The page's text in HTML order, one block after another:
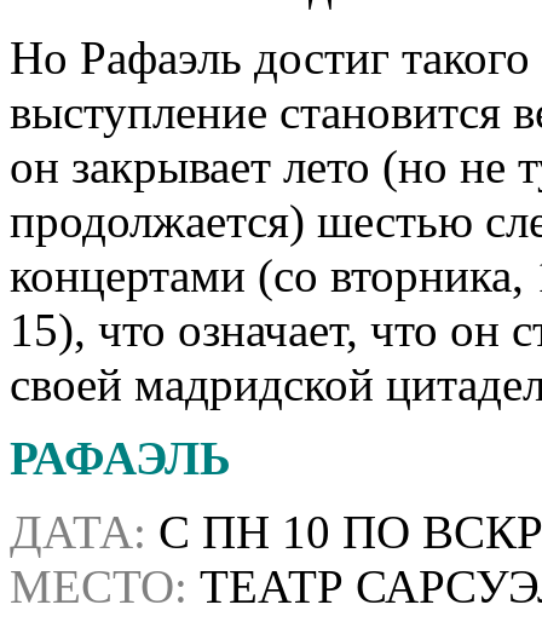
Но Рафаэль достиг
выступление становится
он закрывает лето (но не
продолжается) шестью
концертами (со вторника,
15), что означает, что он
своей мадридской
РАФАЭЛЬ
ДАТА: С ПН 10 ПО ВСКР
МЕСТО: ТЕАТР